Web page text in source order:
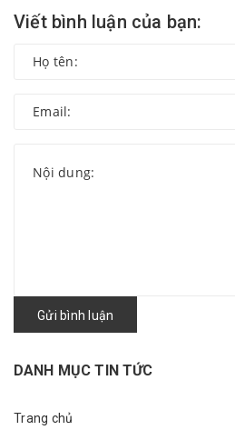
Viết bình luận của bạn:
Gửi bình luận
DANH MỤC TIN TỨC
Trang chủ